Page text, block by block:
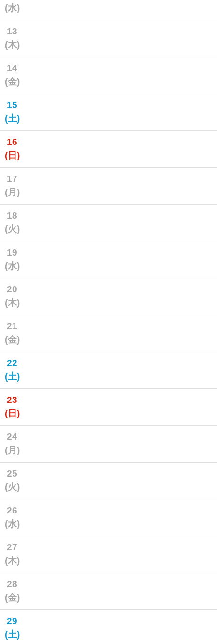
(水)
13
(木)
14
(金)
15
(土)
16
(日)
17
(月)
18
(火)
19
(水)
20
(木)
21
(金)
22
(土)
23
(日)
24
(月)
25
(火)
26
(水)
27
(木)
28
(金)
29
(土)